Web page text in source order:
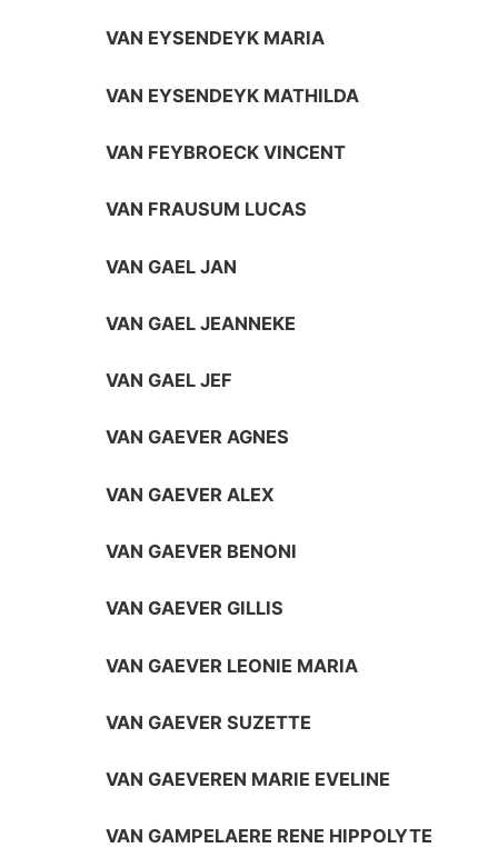
VAN EYSENDEYK MARIA
VAN EYSENDEYK MATHILDA
VAN FEYBROECK VINCENT
VAN FRAUSUM LUCAS
VAN GAEL JAN
VAN GAEL JEANNEKE
VAN GAEL JEF
VAN GAEVER AGNES
VAN GAEVER ALEX
VAN GAEVER BENONI
VAN GAEVER GILLIS
VAN GAEVER LEONIE MARIA
VAN GAEVER SUZETTE
VAN GAEVEREN MARIE EVELINE
VAN GAMPELAERE RENE HIPPOLYTE